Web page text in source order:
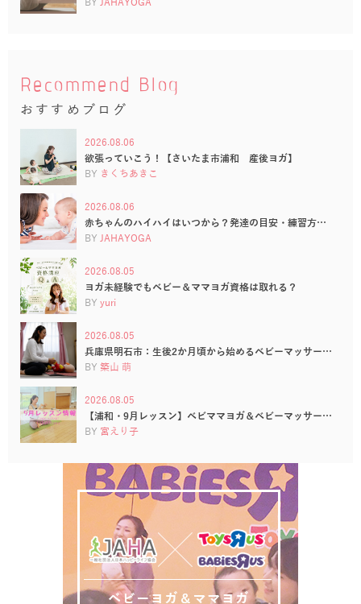
Recommend Blog
おすすめブログ
2026.08.06
欲張っていこう！【さいたま市浦和 産後ヨガ】
BY きくちあきこ
2026.08.06
赤ちゃんのハイハイはいつから？発達の目安・練習方…
BY JAHAYOGA
2026.08.05
ヨガ未経験でもベビー＆ママヨガ資格は取れる？
BY yuri
2026.08.05
兵庫県明石市：生後2か月頃から始めるベビーマッサー…
BY 築山 萌
2026.08.05
【浦和・9月レッスン】ベビママヨガ＆ベビーマッサー…
BY 宮えり子